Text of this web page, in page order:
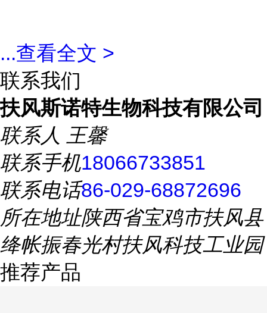
...查看全文 >
联系我们
扶风斯诺特生物科技有限公司
联系人 王馨
联系手机18066733851
联系电话86-029-68872696
所在地址陕西省宝鸡市扶风县
绛帐振春光村扶风科技工业园
推荐产品